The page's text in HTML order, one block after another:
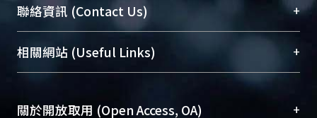
臺大位居世界頂尖大學之列，為永久珍藏及向國際
展現本校豐碩的研究成果及學術能量，圖書館整合
機構典藏（NTUR）與學術庫（AH）不同功能平
台，成為臺大學術典藏NTU scholars。期能整合研
究能量、促進交流合作、保存學術產出、推廣研究
成果。
聯絡資訊 (Contact Us) +
總館學科館員(Main Library)
醫學圖書館學科館員(Medical Library)
(Social
Sciences Library)
相關網站 (Useful Links) +
關於開放取用 (Open Access, OA) +